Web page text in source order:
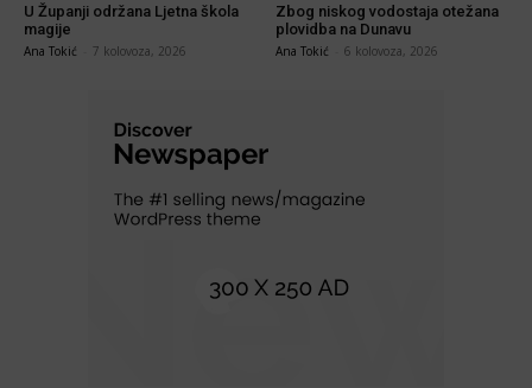
U Županji održana Ljetna škola
magije
Ana Tokić 7 kolovoza, 2026
Zbog niskog vodostaja otežana
plovidba na Dunavu
Ana Tokić 6 kolovoza, 2026